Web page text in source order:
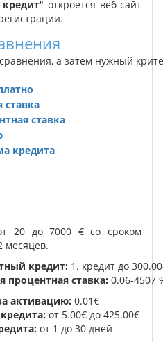
" откроется веб-сайт
а затем нужный
ставка
ставка
кредита
20 до 7000 € со сроком
месяцев.
кредит: 1. кредит до
процентная ставка: 0.06-4507
активацию: 0.01€
от 5.00€ до 425.00€
от 1 до 30 дней